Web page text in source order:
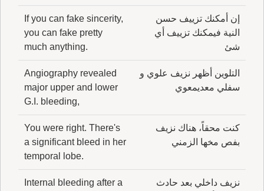
إن أمكنك تزييف حسن
النية فيمكنك تزييف أي
شئ
If you can fake sincerity,
you can fake pretty
much anything.
التلوين أظهر نزيف علوي و
سفلي معديمعوي
Angiography revealed
major upper and lower
G.I. bleeding,
كنت محقاً، هناك نزيف
بفص مخها الزمني
You were right. There's
a significant bleed in her
temporal lobe.
نزيف داخلي بعد حادث
Internal bleeding after a